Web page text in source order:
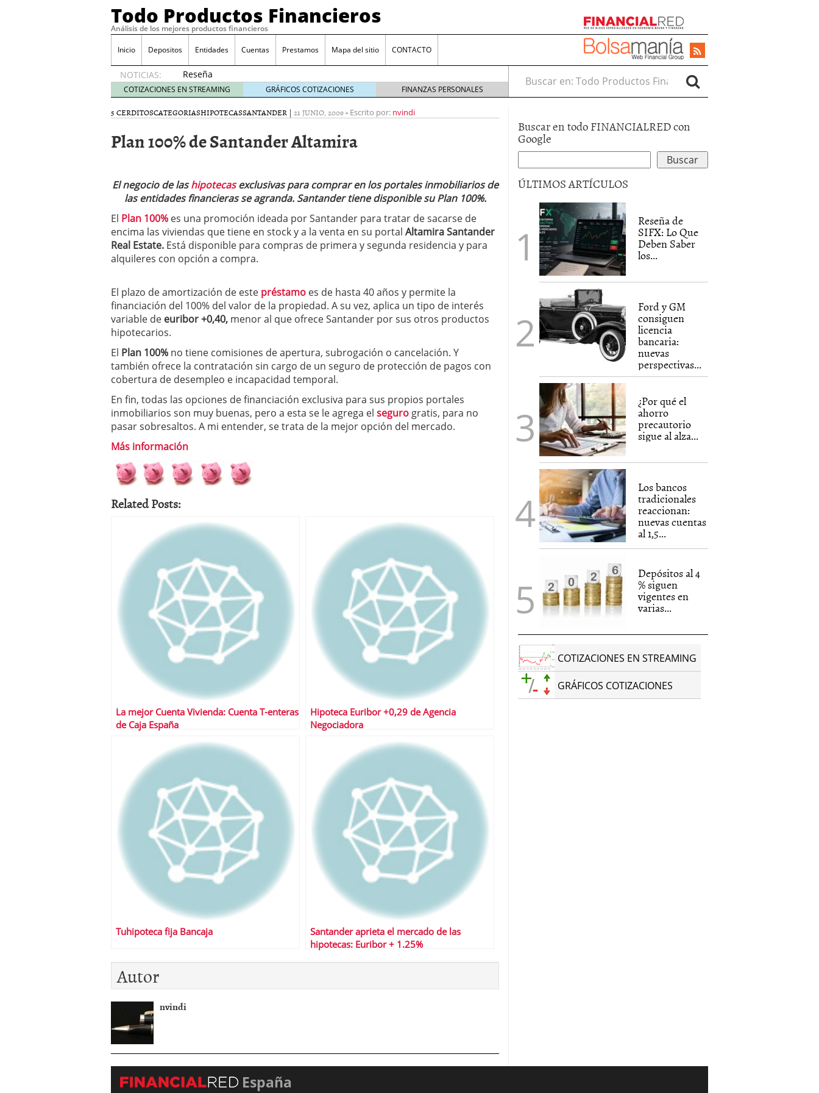
Todo Productos Financieros
Análisis de los mejores productos financieros
Inicio Depositos Entidades Cuentas Prestamos Mapa del sitio CONTACTO
NOTICIAS:
Reseña
de SIFX:
Lo Que
Deben
los
Traders
Operar
29/06/2026
Ford y GM consiguen licencia bancaria: nuevas perspectivas para productos
financieros ligados al sector automotriz 26/01/2026
¿Por qué el ahorro precautorio sigue al alza entre los hogares? 21/01/2026
Los bancos tradicionales reaccionan: nuevas cuentas al 1,5 % tras la
presión de los neobancos
COTIZACIONES EN STREAMING GRÁFICOS COTIZACIONES FINANZAS PERSONALES
Buscar en:
5 CERDITOSCATEGORIASHIPOTECASSANTANDER | 21 JUNIO, 2009- Escrito por: nvindi
Plan 100% de Santander Altamira
El negocio de lashipotecasexclusivas para comprar en los portales inmobiliarios de
las entidades financieras se agranda. Santander tiene disponible su Plan 100%.
El Plan 100% es una promoción ideada por Santander para tratar de sacarse de
encima las viviendas que tiene en stock y a la venta en su portal Altamira Santander
Real Estate. Está disponible para compras de primera y segunda residencia y para
alquileres con opción a compra.
El plazo de amortización de este préstamo es de hasta 40 años y permite la
financiación del 100% del valor de la propiedad. A su vez, aplica un tipo de interés
variable de euribor +0,40, menor al que ofrece Santander por sus otros productos
hipotecarios.
El Plan 100% no tiene comisiones de apertura, subrogación o cancelación. Y
también ofrece la contratación sin cargo de un seguro de protección de pagos con
cobertura de desempleo e incapacidad temporal.
En fin, todas las opciones de financiación exclusiva para sus propios portales
inmobiliarios son muy buenas, pero a esta se le agrega el seguro gratis, para no
pasar sobresaltos. A mi entender, se trata de la mejor opción del mercado.
Más información
Related Posts:
La mejor Cuenta Vivienda: Cuenta T-enteras
de Caja España
Hipoteca Euribor +0,29 de Agencia
Negociadora
Tuhipoteca fija Bancaja
Santander aprieta el mercado de las
hipotecas: Euribor + 1.25%
Autor
nvindi
Buscar en todo FINANCIALRED con
Google
ÚLTIMOS ARTÍCULOS
Reseña de
SIFX: Lo Que
Deben Saber
los...
Ford y GM
consiguen
licencia
bancaria:
nuevas
perspectivas...
¿Por qué el
ahorro
precautorio
sigue al alza...
Los bancos
tradicionales
reaccionan:
nuevas cuentas
al 1,5...
Depósitos al 4
% siguen
vigentes en
varias...
COTIZACIONES EN STREAMING
GRÁFICOS COTIZACIONES
España